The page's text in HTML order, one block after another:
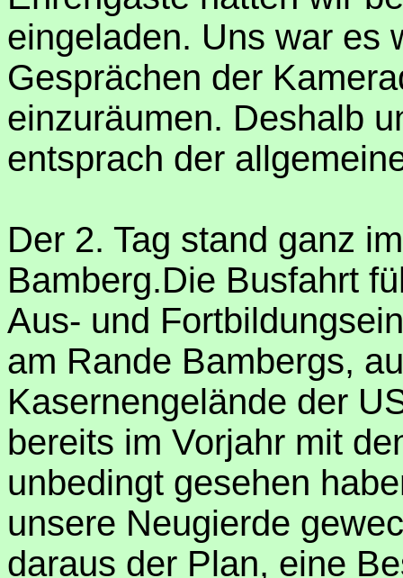
eingeladen. Uns war es
Gesprächen der
einzuräumen. Deshalb
entsprach der
Der 2. Tag stand ganz
Bamberg.Die Busfahrt
Aus- und
am Rande Bambergs,
Kasernengelände der
bereits im Vorjahr mit
unbedingt gesehen
unsere Neugierde
daraus der Plan, eine